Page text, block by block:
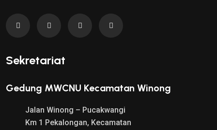
Sekretariat
Gedung MWCNU Kecamatan Winong
Jalan Winong – Pucakwangi
Km 1 Pekalongan, Kecamatan